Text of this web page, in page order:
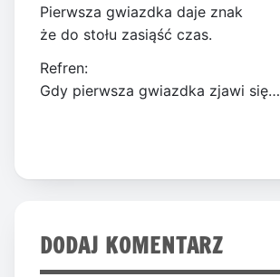
Pierwsza gwiazdka daje znak
że do stołu zasiąść czas.
Refren:
Gdy pierwsza gwiazdka zjawi się…
DODAJ KOMENTARZ